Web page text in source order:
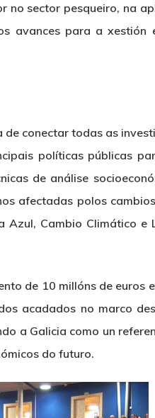
sector pesqueiro, na
avances para a xestión
conectar todas as
políticas públicas
de análise
afectadas polos
Cambio Climático
de 10 millóns de euros
acadados no marco
a Galicia como un
do futuro.